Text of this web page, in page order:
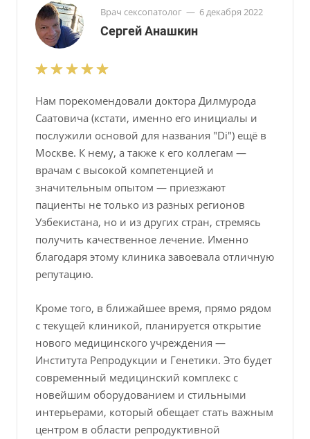
Врач сексопатолог — 6 декабря 2022
Сергей Анашкин
Нам порекомендовали доктора Дилмурода
Саатовича (кстати, именно его инициалы и
послужили основой для названия "Di") ещё в
Москве. К нему, а также к его коллегам —
врачам с высокой компетенцией и
значительным опытом — приезжают
пациенты не только из разных регионов
Узбекистана, но и из других стран, стремясь
получить качественное лечение. Именно
благодаря этому клиника завоевала отличную
репутацию.
Кроме того, в ближайшее время, прямо рядом
с текущей клиникой, планируется открытие
нового медицинского учреждения —
Института Репродукции и Генетики. Это будет
современный медицинский комплекс с
новейшим оборудованием и стильными
интерьерами, который обещает стать важным
центром в области репродуктивной